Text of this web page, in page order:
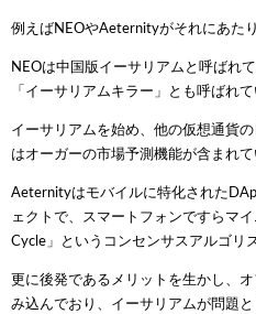
例えばNEOやAeternityがそれにあたり
NEOは中国版イーサリアムと呼ばれ
「イーサリアムキラー」とも呼ばれて
イーサリアムを始め、他の仮想通貨
はオーガーの市場予測機能が含まれて
Aeternityはモバイルに特化された
ェクトで、スマートフォンですらマ
Cycle」というコンセンサスアルゴリ
更に後発であるメリットを生かし、
み込んでおり、イーサリアムが問題